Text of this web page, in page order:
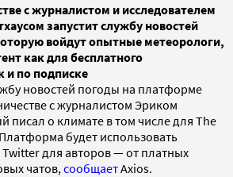
с журналистом и исследователем
запустит службу новостей
войдут опытные метеорологи,
как для бесплатного
и по подписке
новостей погоды на платформе
с журналистом Эриком
писал о климате в том числе для The
будет использовать
для авторов — от платных
чатов, сообщаетAxios.